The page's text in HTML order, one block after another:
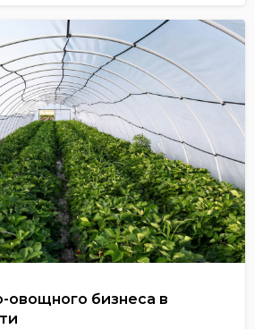
овощного бизнеса в